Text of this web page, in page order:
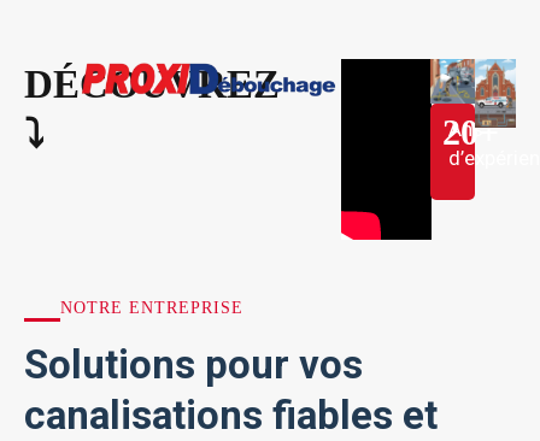
DÉCOUVREZ
⤵︎
20+
Ans
NOTRE ENTREPRISE
Solutions pour vos
canalisations fiables et